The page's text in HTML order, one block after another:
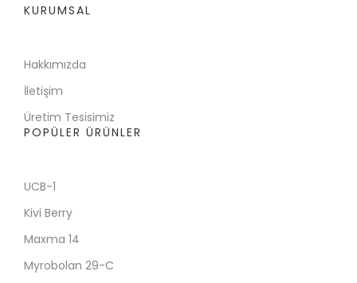
KURUMSAL
Hakkımızda
İletişim
Üretim Tesisimiz
POPÜLER ÜRÜNLER
UCB-1
Kivi Berry
Maxma 14
Myrobolan 29-C